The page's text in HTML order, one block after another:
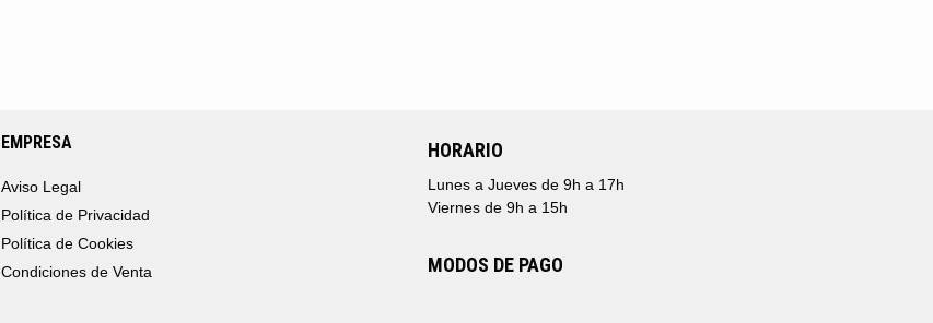
EMPRESA
Aviso Legal
Política de Privacidad
Política de Cookies
Condiciones de Venta
HORARIO
Lunes a Jueves de 9h a 17h
Viernes de 9h a 15h
MODOS DE PAGO